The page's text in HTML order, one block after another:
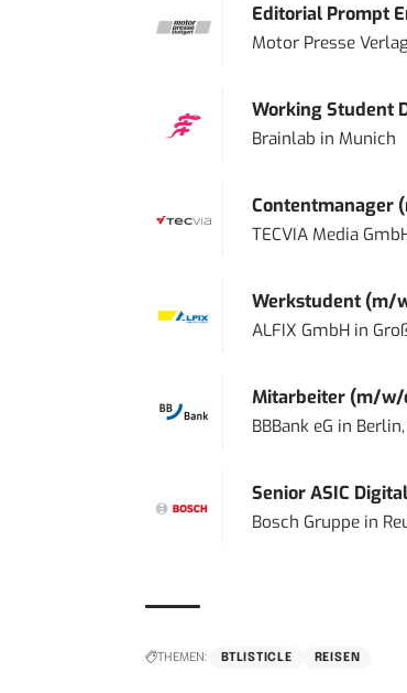
Editorial Prompt
Motor Presse
Working Student
Brainlab in Munich
Contentmanager
TECVIA Media
Werkstudent (m/
ALFIX GmbHin
Mitarbeiter (m/w/
BBBank eG in
Senior ASIC
Bosch Gruppein
THEMEN: BTLISTICLE REISEN